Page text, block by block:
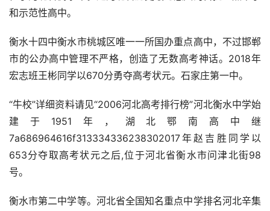
和示范性高中。
衡水十四中衡水市桃城区唯一一所国办重点高中，不过邯郸
市的公办高中管理不严格，创造了无数高考神话。2018年
宏志班王彬同学以670分勇夺高考状元。石家庄第一中。
“牛校”详细资料请见“2006河北高考排行榜”河北衡水中学始
建于1951年，湖北鄂南高中继
7a686964616f313334336238302017年赵吉胜同学以
653分夺取高考状元之后,位于河北省衡水市问津北街98
号。
衡水市第二中学等。河北省全国知名重点中学排名河北辛集